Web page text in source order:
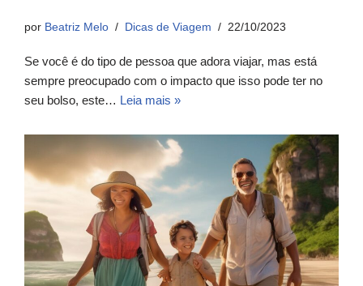
por Beatriz Melo Dicas de Viagem 22/10/2023
Se você é do tipo de pessoa que adora viajar, mas está
sempre preocupado com o impacto que isso pode ter no
seu bolso, este… Leia mais »